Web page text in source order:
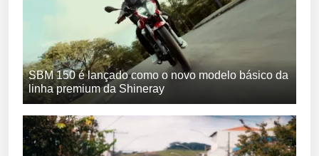
SBM 150 é lançado como o novo modelo básico da
linha premium da Shineray